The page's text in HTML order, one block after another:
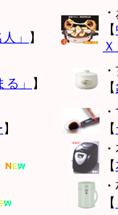
」 】
【
」 】
【
】
【
【
【